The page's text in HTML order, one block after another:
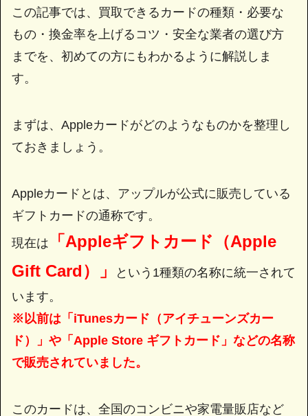
この記事では、買取できるカードの種類・必要な
もの・換金率を上げるコツ・安全な業者の選び方
までを、初めての方にもわかるように解説しま
す。
まずは、Appleカードがどのようなものかを整理し
ておきましょう。
Appleカードとは、アップルが公式に販売している
ギフトカードの通称です。
現在は
「Appleギフトカード（Apple
Gift Card）」
という1種類の名称に統一されて
います。
※以前は「iTunesカード（アイチューンズカー
ド）」や「Apple Store ギフトカード」などの名称
で販売されていました。
このカードは、全国のコンビニや家電量販店など